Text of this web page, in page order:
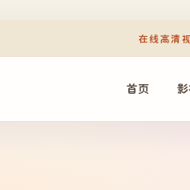
在线高清
首页